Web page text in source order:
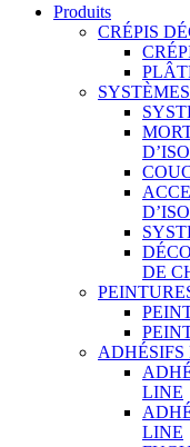
Produits
CRÉPIS
DE
LINE
LINE